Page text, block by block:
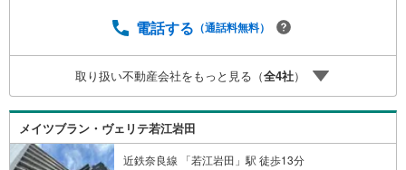
す！■各種相談、承ります！■【無料送迎】「小さなお子さ
て送迎致します！【リフォーム相談】資格を持った専門ス
タッフがお悩みに合わせてお話をうかがい、お客さまにぴ
ったりの提案を行います！■その他:物件相談、住宅ローン
相談、ご質問、気になること、何でもお気軽にご相談くだ
さい！
電話する （通話料無料）
取り扱い不動産会社をもっと見る（全4社）
メイツブラン・ヴェリテ若江岩田
近鉄奈良線 「若江岩田」駅 徒歩13分